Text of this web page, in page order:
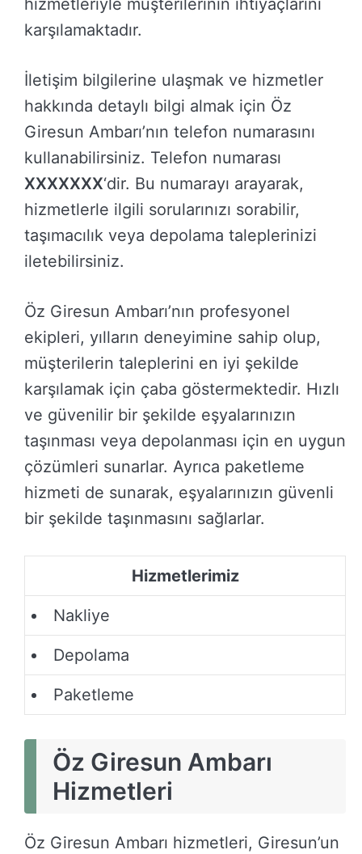
hizmetleriyle müşterilerinin ihtiyaçlarını
karşılamaktadır.
İletişim bilgilerine ulaşmak ve hizmetler
hakkında detaylı bilgi almak için Öz
Giresun Ambarı’nın telefon numarasını
kullanabilirsiniz. Telefon numarası
XXXXXXX‘dir. Bu numarayı arayarak,
hizmetlerle ilgili sorularınızı sorabilir,
taşımacılık veya depolama taleplerinizi
iletebilirsiniz.
Öz Giresun Ambarı’nın profesyonel
ekipleri, yılların deneyimine sahip olup,
müşterilerin taleplerini en iyi şekilde
karşılamak için çaba göstermektedir. Hızlı
ve güvenilir bir şekilde eşyalarınızın
taşınması veya depolanması için en uygun
çözümleri sunarlar. Ayrıca paketleme
hizmeti de sunarak, eşyalarınızın güvenli
bir şekilde taşınmasını sağlarlar.
Hizmetlerimiz
Nakliye
Depolama
Paketleme
Öz Giresun Ambarı
Hizmetleri
Öz Giresun Ambarı hizmetleri, Giresun’un